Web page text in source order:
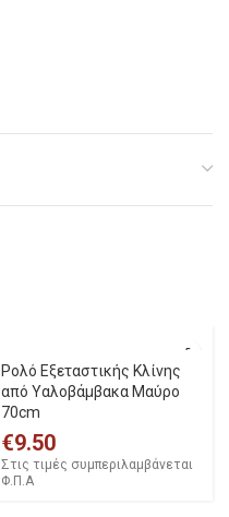
Ρολό Εξεταστικής Κλίνης
από Υαλοβάμβακα Μαύρο
70cm
€9.50
Στις τιμές συμπεριλαμβάνεται
Φ.Π.Α